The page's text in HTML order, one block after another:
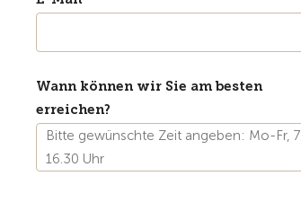
Wann können wir Sie am besten
erreichen?